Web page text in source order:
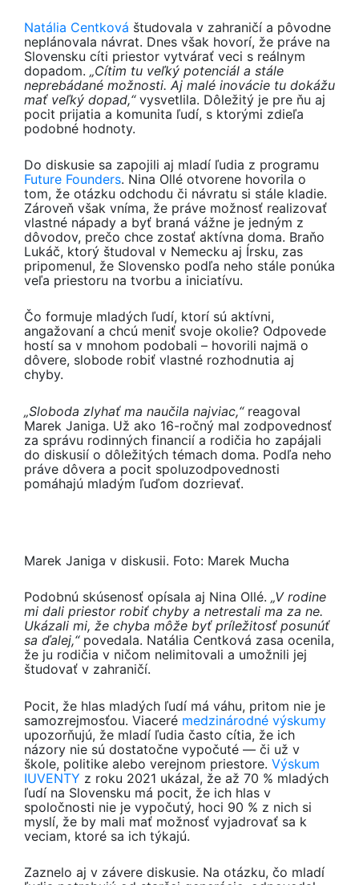
Natália Centková študovala v zahraničí a pôvodne
neplánovala návrat. Dnes však hovorí, že práve na
Slovensku cíti priestor vytvárať veci s reálnym
dopadom. „Cítim tu veľký potenciál a stále
neprebádané možnosti. Aj malé inovácie tu dokážu
mať veľký dopad,“vysvetlila. Dôležitý je pre ňu aj
pocit prijatia a komunita ľudí, s ktorými zdieľa
podobné hodnoty.
Do diskusie sa zapojili aj mladí ľudia z programu
Future Founders. Nina Ollé otvorene hovorila o
tom, že otázku odchodu či návratu si stále kladie.
Zároveň však vníma, že práve možnosť realizovať
vlastné nápady a byť braná vážne je jedným z
dôvodov, prečo chce zostať aktívna doma. Braňo
Lukáč, ktorý študoval v Nemecku aj Írsku, zas
pripomenul, že Slovensko podľa neho stále ponúka
veľa priestoru na tvorbu a iniciatívu.
Čo formuje mladých ľudí, ktorí sú aktívni,
angažovaní a chcú meniť svoje okolie? Odpovede
hostí sa v mnohom podobali – hovorili najmä o
dôvere, slobode robiť vlastné rozhodnutia aj
chyby.
„Sloboda zlyhať ma naučila najviac,“reagoval
Marek Janiga. Už ako 16-ročný mal zodpovednosť
za správu rodinných financií a rodičia ho zapájali
do diskusií o dôležitých témach doma. Podľa neho
práve dôvera a pocit spoluzodpovednosti
pomáhajú mladým ľuďom dozrievať.
Marek Janiga v diskusii. Foto: Marek Mucha
Podobnú skúsenosť opísala aj Nina Ollé. „V rodine
mi dali priestor robiť chyby a netrestali ma za ne.
Ukázali mi, že chyba môže byť príležitosť posunúť
sa ďalej,“povedala. Natália Centková zasa ocenila,
že ju rodičia v ničom nelimitovali a umožnili jej
študovať v zahraničí.
Pocit, že hlas mladých ľudí má váhu, pritom nie je
samozrejmosťou. Viaceré medzinárodné výskumy
upozorňujú, že mladí ľudia často cítia, že ich
názory nie sú dostatočne vypočuté — či už v
škole, politike alebo verejnom priestore. Výskum
IUVENTY z roku 2021 ukázal, že až 70 % mladých
ľudí na Slovensku má pocit, že ich hlas v
spoločnosti nie je vypočutý, hoci 90 % z nich si
myslí, že by mali mať možnosť vyjadrovať sa k
veciam, ktoré sa ich týkajú.
Zaznelo aj v závere diskusie. Na otázku, čo mladí